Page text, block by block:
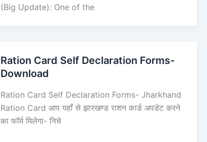
(Big Update): One of the
Ration Card Self Declaration Forms-
Download
Ration Card Self Declaration Forms- Jharkhand
Ration Card आप यहाँ से झारखण्ड राशन कार्ड अपडेट करने
का फॉर्म मिलेगा- निचे